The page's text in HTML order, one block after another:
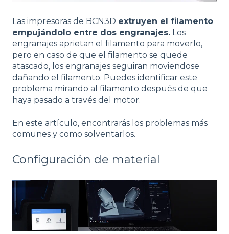
Las impresoras de BCN3D extruyen el filamento
empujándolo entre dos engranajes. Los
engranajes aprietan el filamento para moverlo,
pero en caso de que el filamento se quede
atascado, los engranajes seguiran moviendose
dañando el filamento. Puedes identificar este
problema mirando al filamento después de que
haya pasado a través del motor.
En este artículo, encontrarás los problemas más
comunes y como solventarlos.
Configuración de material